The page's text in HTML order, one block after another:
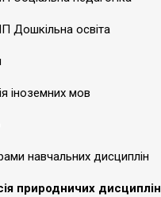
Дошкільна освіта
іноземних мов
навчальних дисциплін
природничих дисциплін